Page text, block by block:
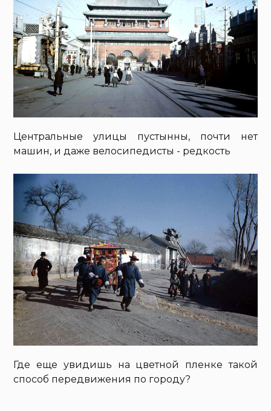
Центральные улицы пустынны, почти нет
машин, и даже велосипедисты - редкость
Где еще увидишь на цветной пленке такой
способ передвижения по городу?